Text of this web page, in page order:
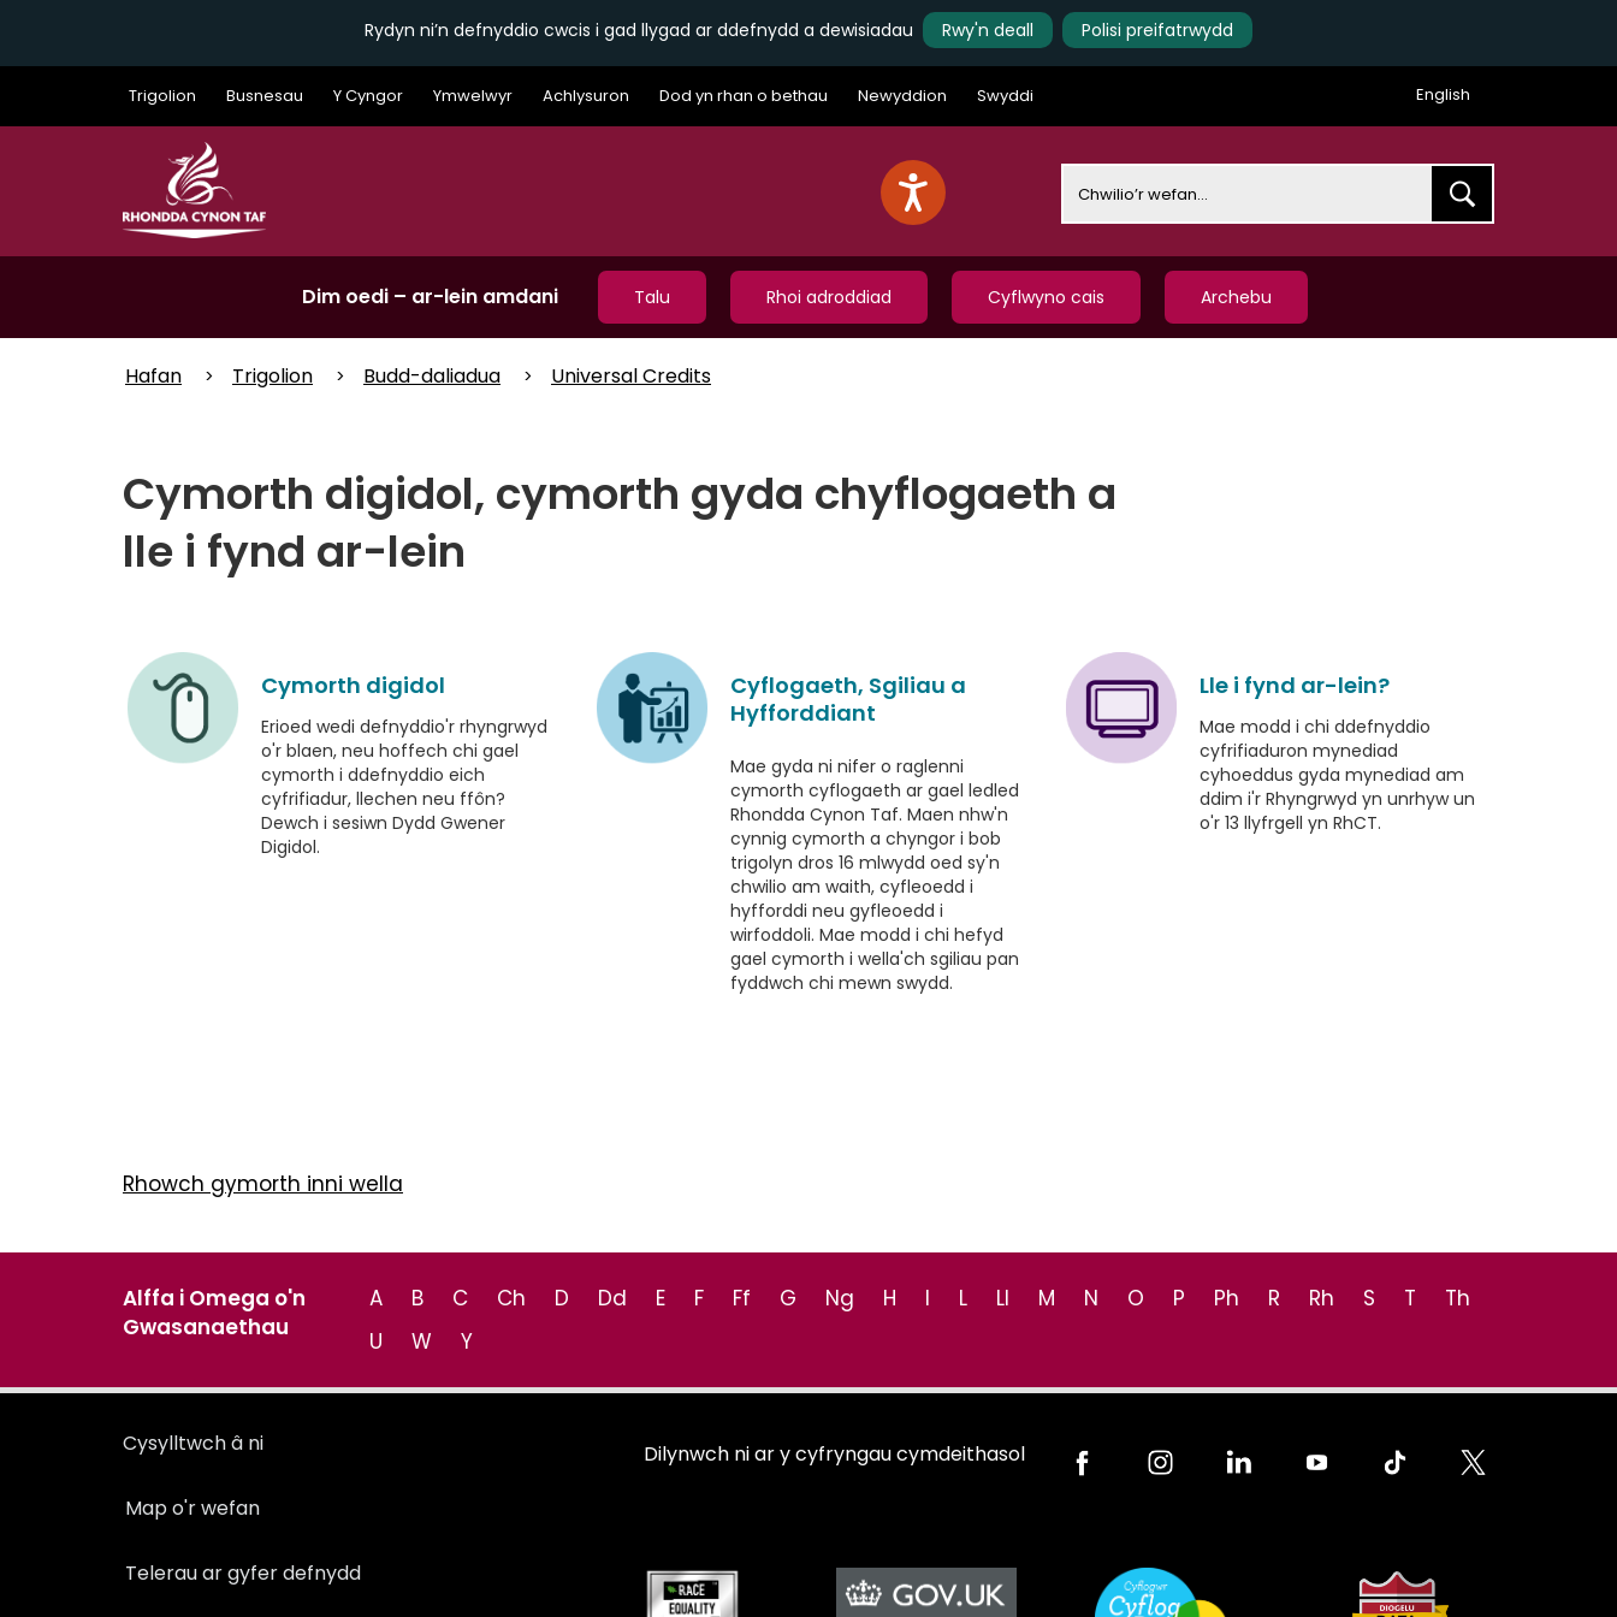
Rydyn ni’n defnyddio cwcis i gad llygad ar ddefnydd a dewisiadau Rwy'n deall
Polisi preifatrwydd
main
Trigolion Busnesau Y Cyngor Ymwelwyr Achlysuron Dod yn rhan o bethau Newyddion Swyddi English
Dim oedi – ar-lein amdani Talu Rhoi adroddiad Cyflwyno cais Archebu
Hafan Trigolion Budd-daliadua Universal Credits
Cymorth digidol, cymorth gyda chyflogaeth a
lle i fynd ar-lein
Cymorth digidol
Erioed wedi defnyddio'r rhyngrwyd
o'r blaen, neu hoffech chi gael
cymorth i ddefnyddio eich
cyfrifiadur, llechen neu ffôn?
Dewch i sesiwn Dydd Gwener
Digidol.
Cyflogaeth, Sgiliau a
Hyfforddiant
Mae gyda ni nifer o raglenni
cymorth cyflogaeth ar gael ledled
Rhondda Cynon Taf. Maen nhw'n
cynnig cymorth a chyngor i bob
trigolyn dros 16 mlwydd oed sy'n
chwilio am waith, cyfleoedd i
hyfforddi neu gyfleoedd i
wirfoddoli. Mae modd i chi hefyd
gael cymorth i wella'ch sgiliau pan
fyddwch chi mewn swydd.
Lle i fynd ar-lein?
Mae modd i chi ddefnyddio
cyfrifiaduron mynediad
cyhoeddus gyda mynediad am
ddim i'r Rhyngrwyd yn unrhyw un
o'r 13 llyfrgell yn RhCT.
Rhowch gymorth inni wella
Alffa i Omega o'n
Gwasanaethau
A B C Ch D Dd E F Ff G Ng H I L Ll M N O P Ph R Rh S T
Th
U
W Y
Cysylltwch â ni
Map o'r wefan
Telerau ar gyfer defnydd
Dilynwch ni ar y cyfryngau cymdeithasol